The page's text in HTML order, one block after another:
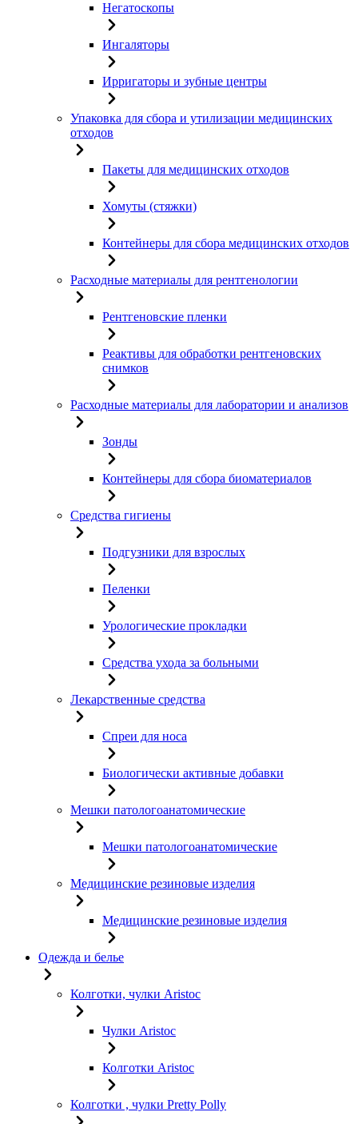
Негатоскопы
Ингаляторы
Ирригаторы и зубные центры
Упаковка для сбора и утилизации медицинских
отходов
Пакеты для медицинских отходов
Хомуты (стяжки)
Контейнеры для сбора медицинских отходов
Расходные материалы для рентгенологии
Рентгеновские пленки
Реактивы для обработки рентгеновских
снимков
Расходные материалы для лаборатории и анализов
Зонды
Контейнеры для сбора биоматериалов
Средства гигиены
Подгузники для взрослых
Пеленки
Урологические прокладки
Средства ухода за больными
Лекарственные средства
Спреи для носа
Биологически активные добавки
Мешки патологоанатомические
Мешки патологоанатомические
Медицинские резиновые изделия
Медицинские резиновые изделия
Одежда и белье
Колготки, чулки Aristoc
Чулки Aristoc
Колготки Aristoc
Колготки , чулки Pretty Polly